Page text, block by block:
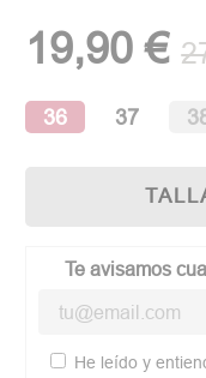
19,90 €
36 37
Te avisamos
He leído y